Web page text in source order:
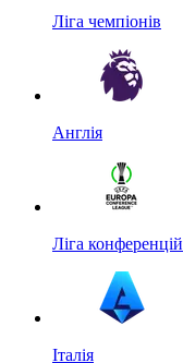
Ліга чемпіонів
Англія
Ліга конференцій
Італія